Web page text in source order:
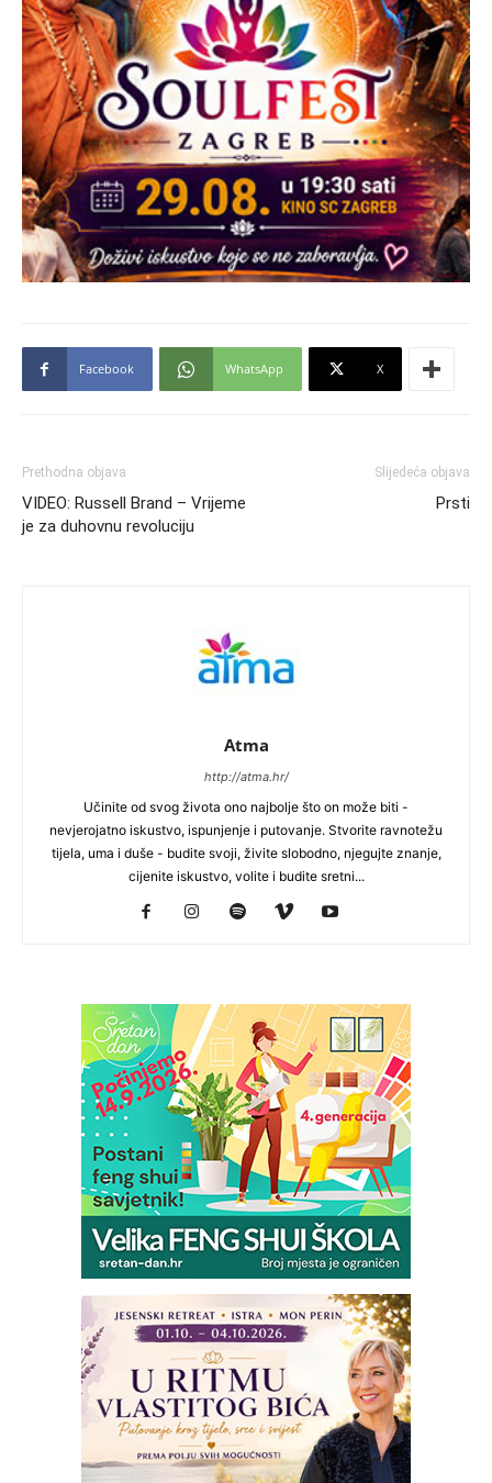
Facebook WhatsApp X
Prethodna objava
VIDEO: Russell Brand – Vrijeme
je za duhovnu revoluciju
Slijedeća objava
Prsti
Atma
http://atma.hr/
Učinite od svog života ono najbolje što on može biti -
nevjerojatno iskustvo, ispunjenje i putovanje. Stvorite ravnotežu
tijela, uma i duše - budite svoji, živite slobodno, njegujte znanje,
cijenite iskustvo, volite i budite sretni...